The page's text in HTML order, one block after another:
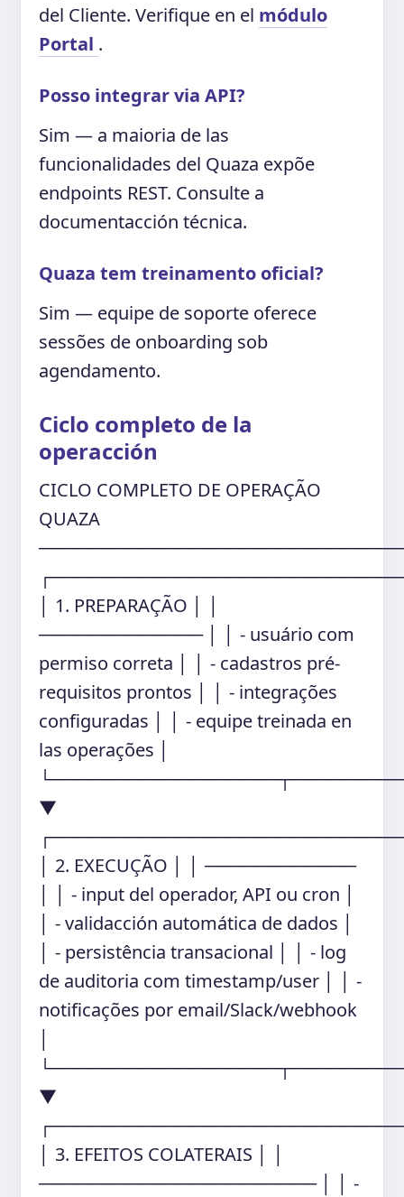
del Cliente. Verifique en el módulo
Portal .
Posso integrar via API?
Sim — a maioria de las
funcionalidades del Quaza expõe
endpoints REST. Consulte a
documentacción técnica.
Quaza tem treinamento oficial?
Sim — equipe de soporte oferece
sessões de onboarding sob
agendamento.
Ciclo completo de la
operacción
CICLO COMPLETO DE OPERAÇÃO
QUAZA
│ 1. PREPARAÇÃO │ │
───────────── │ │ - usuário com
permiso correta │ │ - cadastros pré-
requisitos prontos │ │ - integrações
configuradas │ │ - equipe treinada en
las operações │
▼
│ 2. EXECUÇÃO │ │ ────────────
│ │ - input del operador, API ou cron │
│ - validacción automática de dados │
│ - persistência transacional │ │ - log
de auditoria com timestamp/user │ │ -
notificações por email/Slack/webhook
▼
│ 3. EFEITOS COLATERAIS │ │
────────────────────── │ │ -